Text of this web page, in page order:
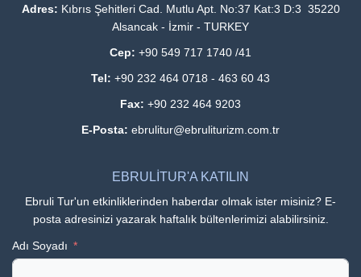
Adres: Kıbrıs Şehitleri Cad. Mutlu Apt. No:37 Kat:3 D:3 35220
Alsancak - İzmir - TURKEY
Cep: +90 549 717 1740 /41
Tel: +90 232 464 0718 - 463 60 43
Fax: +90 232 464 9203
E-Posta: ebrulitur@ebruliturizm.com.tr
EBRULİTUR'A KATILIN
Ebruli Tur'un etkinliklerinden haberdar olmak ister misiniz? E-
posta adresinizi yazarak haftalık bültenlerimizi alabilirsiniz.
Adı Soyadı